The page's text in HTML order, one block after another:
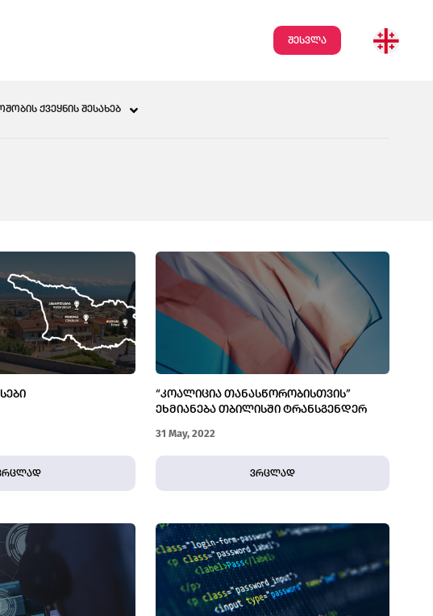
შესვლა
ᲥᲕᲔᲧᲜᲘᲡ ᲨᲔᲡᲐᲮᲔᲑ
“ᲙᲝᲐᲚᲘᲪᲘᲐ ᲗᲐᲜᲐᲡᲬᲝᲠᲝᲑᲘᲡᲗᲕᲘᲡ”
ᲔᲮᲛᲘᲐᲜᲔᲑᲐ ᲗᲑᲘᲚᲘᲡᲨᲘ ᲢᲠᲐᲜᲡᲒᲔᲜᲓᲔᲠ
31 May, 2022
ვრცლად